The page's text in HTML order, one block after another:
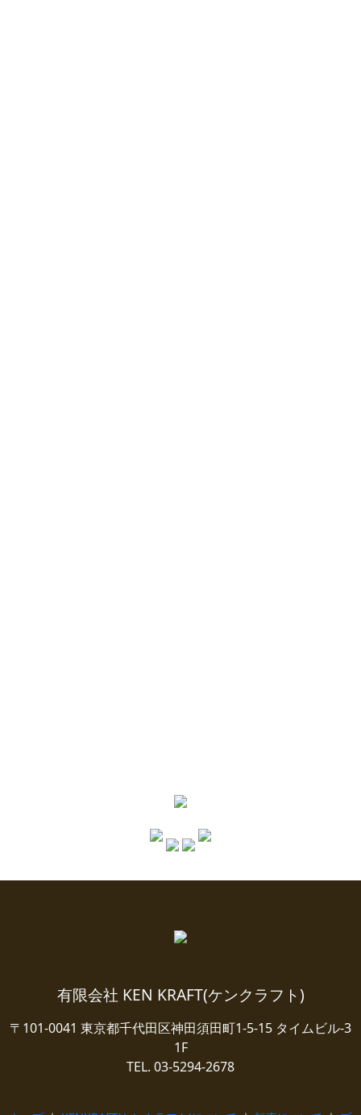
有限会社 KEN KRAFT(ケンクラフト)
〒101-0041 東京都千代田区神田須田町1-5-15 タイムビル-3
1F
TEL. 03-5294-2678